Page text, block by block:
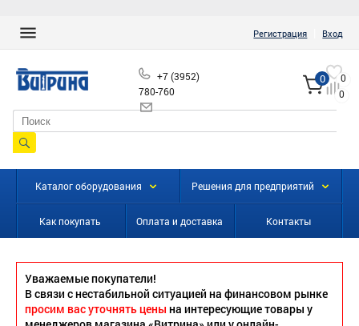
Регистрация Вход
+7 (3952)
780-760
0
0
0
Каталог оборудования Решения для предприятий
Как покупать Оплата и доставка Контакты
Уважаемые покупатели!
В связи с нестабильной ситуацией на финансовом рынке
просим вас уточнять цены на интересующие товары у